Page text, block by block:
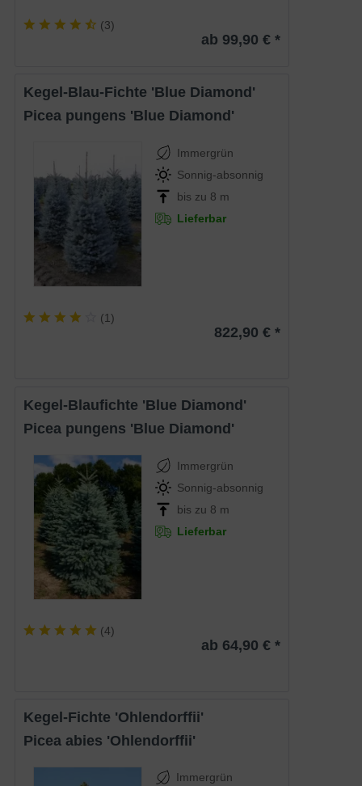
(3)
ab 99,90 € *
Kegel-Blau-Fichte 'Blue Diamond'
Picea pungens 'Blue Diamond'
Immergrün
Sonnig-absonnig
bis zu 8 m
Lieferbar
(1)
822,90 € *
Kegel-Blaufichte 'Blue Diamond'
Picea pungens 'Blue Diamond'
Immergrün
Sonnig-absonnig
bis zu 8 m
Lieferbar
(4)
ab 64,90 € *
Kegel-Fichte 'Ohlendorffii'
Picea abies 'Ohlendorffii'
Immergrün